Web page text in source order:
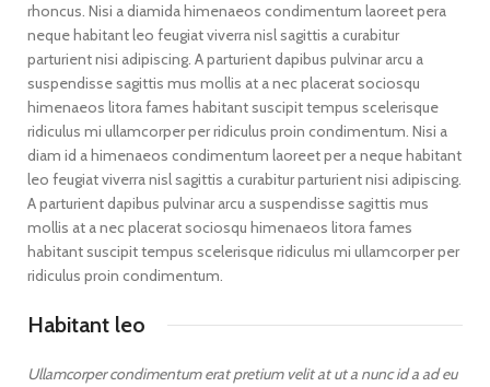
rhoncus. Nisi a diamida himenaeos condimentum laoreet pera
neque habitant leo feugiat viverra nisl sagittis a curabitur
parturient nisi adipiscing. A parturient dapibus pulvinar arcu a
suspendisse sagittis mus mollis at a nec placerat sociosqu
himenaeos litora fames habitant suscipit tempus scelerisque
ridiculus mi ullamcorper per ridiculus proin condimentum. Nisi a
diam id a himenaeos condimentum laoreet per a neque habitant
leo feugiat viverra nisl sagittis a curabitur parturient nisi adipiscing.
A parturient dapibus pulvinar arcu a suspendisse sagittis mus
mollis at a nec placerat sociosqu himenaeos litora fames
habitant suscipit tempus scelerisque ridiculus mi ullamcorper per
ridiculus proin condimentum.
Habitant leo
Ullamcorper condimentum erat pretium velit at ut a nunc id a ad eu